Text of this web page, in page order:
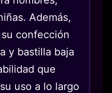
Además,
confección
y bastilla baja
que
uso a lo largo